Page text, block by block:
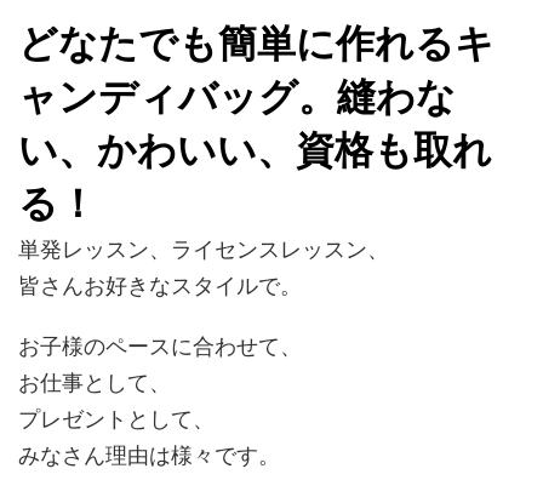
どなたでも簡単に作れるキ
ャンディバッグ。縫わな
い、かわいい、資格も取れ
る！
単発レッスン、ライセンスレッスン、
皆さんお好きなスタイルで。
お子様のペースに合わせて、
お仕事として、
プレゼントとして、
みなさん理由は様々です。